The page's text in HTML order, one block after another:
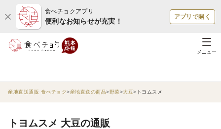
食べチョクアプリ
便利なお知らせが充実！
アプリで開く
メニュー
産地直送通販 食べチョク 産地直送の商品 野菜 大豆 トヨムスメ
トヨムスメ 大豆の通販